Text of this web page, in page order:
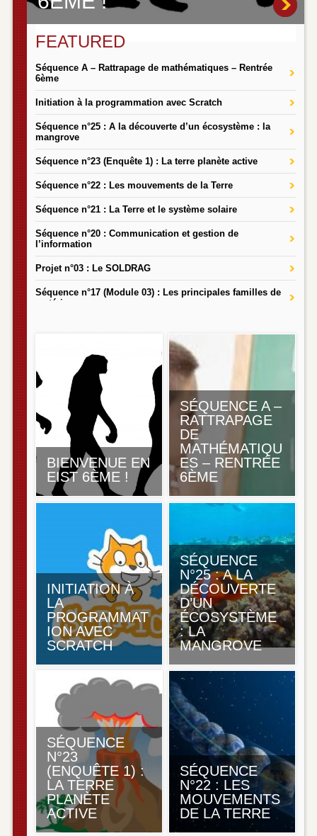
FEATURED
Séquence A – Rattrapage de mathématiques – Rentrée
6ème
Initiation à la programmation avec Scratch
Séquence n°25 : A la découverte d’un écosystème : la
mangrove
Séquence n°23 (Enquête 1) : La terre planète active
Séquence n°22 : Les mouvements de la Terre
Séquence n°21 : La Terre et le système solaire
Séquence n°20 : Communication et gestion de
l’information
Projet n°03 : Le SOLDRAG
Séquence n°17 (Module 03) : Les principales familles de
matériaux
fonctions, constitution et fonctionnement
BIENVENUE EN
EIST 6ÈME !
SÉQUENCE A –
RATTRAPAGE
DE
MATHÉMATIQU
ES – RENTRÉE
6ÈME
INITIATION À
LA
PROGRAMMAT
ION AVEC
SCRATCH
SÉQUENCE
N°25 : A LA
DÉCOUVERTE
D’UN
ÉCOSYSTÈME
: LA
MANGROVE
SÉQUENCE
N°23
(ENQUÊTE 1) :
LA TERRE
PLANÈTE
ACTIVE
SÉQUENCE
N°22 : LES
MOUVEMENTS
DE LA TERRE